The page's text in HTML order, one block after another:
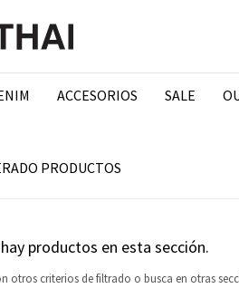
ACCESORIOS SALE
PRODUCTOS
productos en esta sección.
otros criterios de filtrado o busca en otras